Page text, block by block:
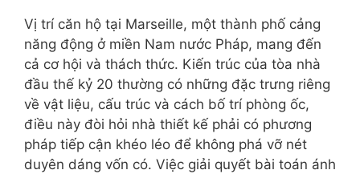
Vị trí căn hộ tại Marseille, một thành phố cảng
năng động ở miền Nam nước Pháp, mang đến
cả cơ hội và thách thức. Kiến trúc của tòa nhà
đầu thế kỷ 20 thường có những đặc trưng riêng
về vật liệu, cấu trúc và cách bố trí phòng ốc,
điều này đòi hỏi nhà thiết kế phải có phương
pháp tiếp cận khéo léo để không phá vỡ nét
duyên dáng vốn có. Việc giải quyết bài toán ánh